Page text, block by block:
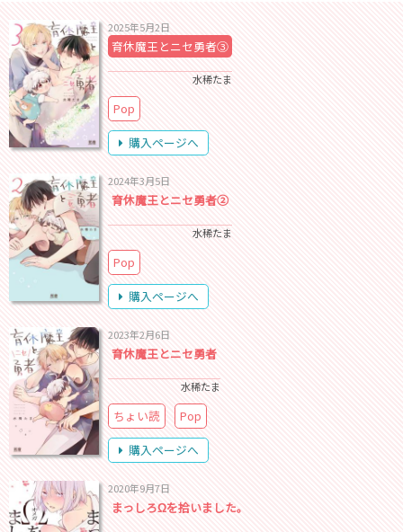
2025年5月2日
育休魔王とニセ勇者③
水稀たま
Pop
購入ページへ
2024年3月5日
育休魔王とニセ勇者②
水稀たま
Pop
購入ページへ
2023年2月6日
育休魔王とニセ勇者
水稀たま
ちょい読
Pop
購入ページへ
2020年9月7日
まっしろΩを拾いました。